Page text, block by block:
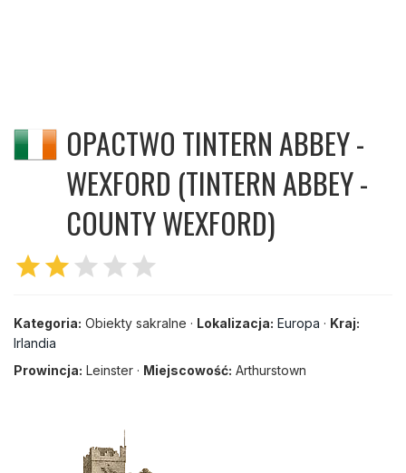
OPACTWO TINTERN ABBEY -
WEXFORD (TINTERN ABBEY -
COUNTY WEXFORD)
starstar star star star
Kategoria: Obiekty sakralne · Lokalizacja: Europa · Kraj:
Irlandia
Prowincja: Leinster · Miejscowość: Arthurstown